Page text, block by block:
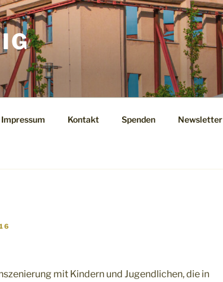
Impressum Kontakt Spenden Newsletter
mit Kindern und Jugendlichen, die in